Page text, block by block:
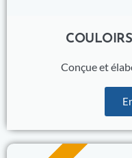
Conçue et